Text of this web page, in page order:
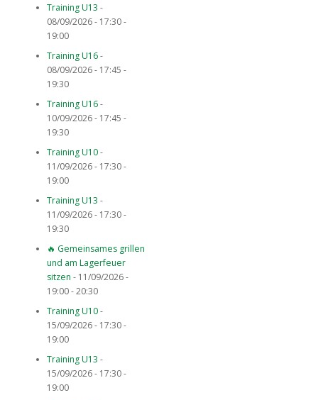
Training U13 -
08/09/2026 - 17:30 -
19:00
Training U16-
08/09/2026 - 17:45 -
19:30
Training U16-
10/09/2026 - 17:45 -
19:30
Training U10-
11/09/2026 - 17:30 -
19:00
Training U13 -
11/09/2026 - 17:30 -
19:30
🔥 Gemeinsames grillen
und am Lagerfeuer
sitzen - 11/09/2026 -
19:00 - 20:30
Training U10-
15/09/2026 - 17:30 -
19:00
Training U13 -
15/09/2026 - 17:30 -
19:00